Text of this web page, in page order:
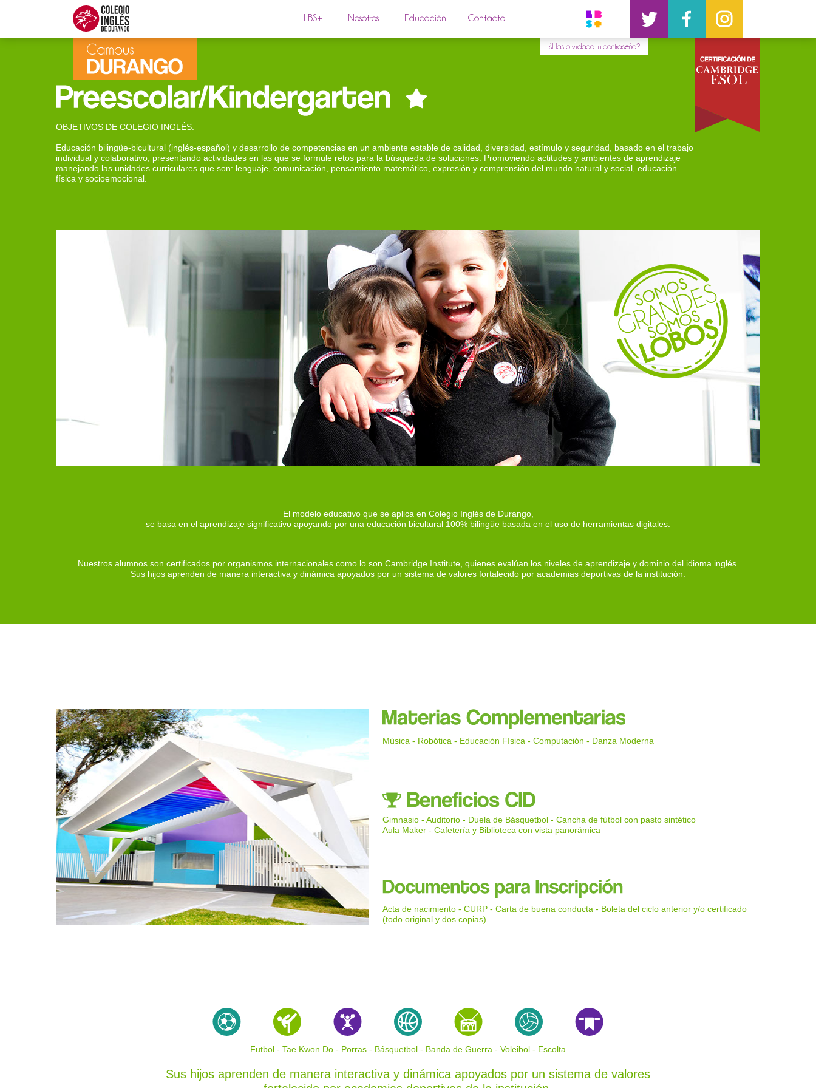
Nuestros alumnos son certificados por organismos internacionales como lo son Cambridge Institute, quienes evalúan los niveles de aprendizaje y dominio del idioma inglés.
Sus hijos aprenden de manera interactiva y dinámica apoyados por un sistema de valores fortalecido por academias deportivas de la institución.
OBJETIVOS DE COLEGIO INGLÉS:
Educación bilingüe-bicultural (inglés-español) y desarrollo de competencias en un ambiente estable de calidad, diversidad, estímulo y seguridad, basado en el trabajo
individual y colaborativo; presentando actividades en las que se formule retos para la búsqueda de soluciones. Promoviendo actitudes y ambientes de aprendizaje
manejando las unidades curriculares que son: lenguaje, comunicación, pensamiento matemático, expresión y comprensión del mundo natural y social, educación
física y socioemocional.
El modelo educativo que se aplica en Colegio Inglés de Durango,
se basa en el aprendizaje significativo apoyando por una educación bicultural 100% bilingüe basada en el uso de herramientas digitales.
¿Has olvidado tu contraseña?
Nosotros
LBS+ Contacto
Educación
Música - Robótica - Educación Física - Computación - Danza Moderna
Gimnasio - Auditorio - Duela de Básquetbol - Cancha de fútbol con pasto sintético
Aula Maker - Cafetería y Biblioteca con vista panorámica
Acta de nacimiento - CURP - Carta de buena conducta - Boleta del ciclo anterior y/o certificado
(todo original y dos copias).
Futbol - Tae Kwon Do - Porras - Básquetbol - Banda de Guerra - Voleibol - Escolta
Sus hijos aprenden de manera interactiva y dinámica apoyados por un sistema de valores